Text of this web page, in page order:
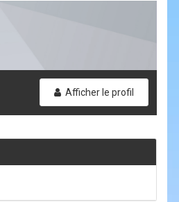
Afficher le profil